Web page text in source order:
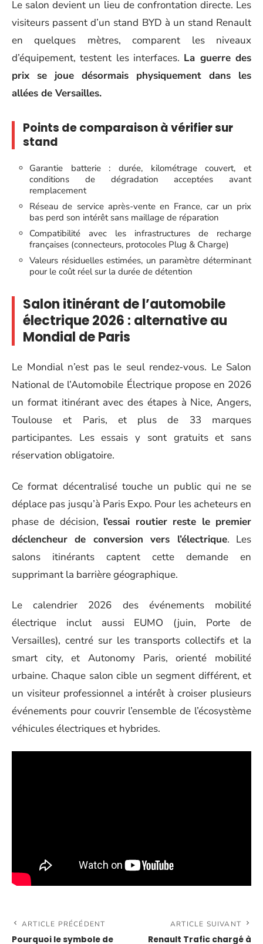
Le salon devient un lieu de confrontation directe. Les
visiteurs passent d’un stand BYD à un stand Renault
en quelques mètres, comparent les niveaux
d’équipement, testent les interfaces. La guerre des
prix se joue désormais physiquement dans les
allées de Versailles.
Points de comparaison à vérifier sur
stand
Garantie batterie : durée, kilométrage couvert, et
conditions de dégradation acceptées avant
remplacement
Réseau de service après-vente en France, car un prix
bas perd son intérêt sans maillage de réparation
Compatibilité avec les infrastructures de recharge
françaises (connecteurs, protocoles Plug & Charge)
Valeurs résiduelles estimées, un paramètre déterminant
pour le coût réel sur la durée de détention
Salon itinérant de l’automobile
électrique 2026 : alternative au
Mondial de Paris
Le Mondial n’est pas le seul rendez-vous. Le Salon
National de l’Automobile Électrique propose en 2026
un format itinérant avec des étapes à Nice, Angers,
Toulouse et Paris, et plus de 33 marques
participantes. Les essais y sont gratuits et sans
réservation obligatoire.
Ce format décentralisé touche un public qui ne se
déplace pas jusqu’à Paris Expo. Pour les acheteurs en
phase de décision, l’essai routier reste le premier
déclencheur de conversion vers l’électrique. Les
salons itinérants captent cette demande en
supprimant la barrière géographique.
Le calendrier 2026 des événements mobilité
électrique inclut aussi EUMO (juin, Porte de
Versailles), centré sur les transports collectifs et la
smart city, et Autonomy Paris, orienté mobilité
urbaine. Chaque salon cible un segment différent, et
un visiteur professionnel a intérêt à croiser plusieurs
événements pour couvrir l’ensemble de l’écosystème
véhicules électriques et hybrides.
ARTICLE PRÉCÉDENT
Pourquoi le symbole de
ARTICLE SUIVANT
Renault Trafic chargé à